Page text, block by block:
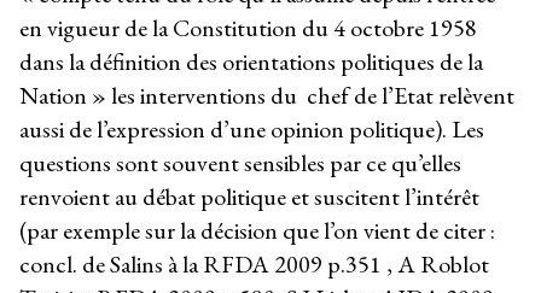
en vigueur de la Constitution du 4 octobre 1958
dans la définition des orientations politiques de la
Nation » les interventions du chef de l’Etat relèvent
aussi de l’expression d’une opinion politique). Les
questions sont souvent sensibles par ce qu’elles
renvoient au débat politique et suscitent l’intérêt
(par exemple sur la décision que l’on vient de citer :
concl. de Salins à la RFDA 2009 p.351 , A Roblot